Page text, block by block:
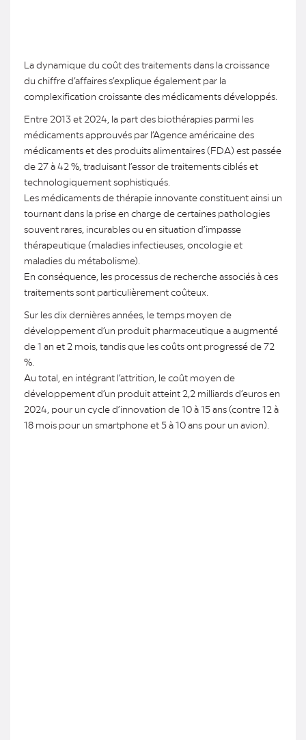
La dynamique du coût des traitements dans la croissance
du chiffre d’affaires s’explique également par la
complexification croissante des médicaments développés.
Entre 2013 et 2024, la part des biothérapies parmi les
médicaments approuvés par l’Agence américaine des
médicaments et des produits alimentaires (FDA) est passée
de 27 à 42 %, traduisant l’essor de traitements ciblés et
technologiquement sophistiqués.
Les médicaments de thérapie innovante constituent ainsi un
tournant dans la prise en charge de certaines pathologies
souvent rares, incurables ou en situation d’impasse
thérapeutique (maladies infectieuses, oncologie et
maladies du métabolisme).
En conséquence, les processus de recherche associés à ces
traitements sont particulièrement coûteux.
Sur les dix dernières années, le temps moyen de
développement d’un produit pharmaceutique a augmenté
de 1 an et 2 mois, tandis que les coûts ont progressé de 72
%.
Au total, en intégrant l’attrition, le coût moyen de
développement d’un produit atteint 2,2 milliards d’euros en
2024, pour un cycle d’innovation de 10 à 15 ans (contre 12 à
18 mois pour un smartphone et 5 à 10 ans pour un avion).